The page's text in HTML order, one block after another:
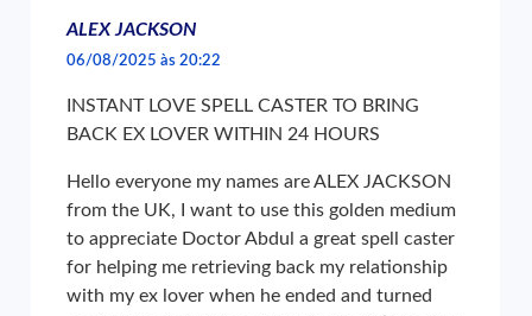
ALEX JACKSON
06/08/2025 às 20:22
INSTANT LOVE SPELL CASTER TO BRING
BACK EX LOVER WITHIN 24 HOURS
Hello everyone my names are ALEX JACKSON
from the UK, I want to use this golden medium
to appreciate Doctor Abdul a great spell caster
for helping me retrieving back my relationship
with my ex lover when he ended and turned